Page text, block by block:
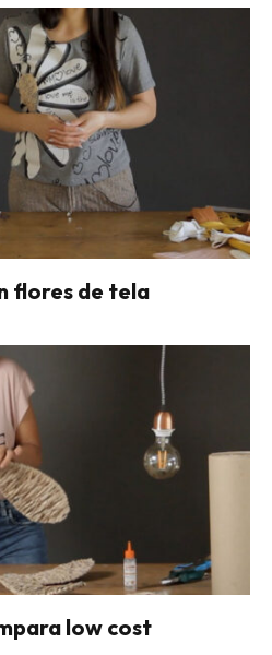
flores de tela
low cost